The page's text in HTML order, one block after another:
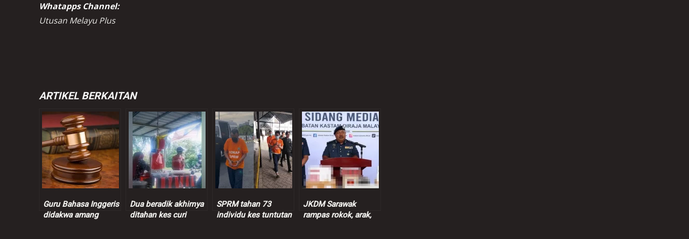
Whatapps Channel:
Utusan Melayu Plus
ARTIKEL BERKAITAN
Guru Bahasa Inggeris
didakwa amang
Dua beradik akhirnya
ditahan kes curi
SPRM tahan 73
individu kes tuntutan
JKDM Sarawak
rampas rokok, arak,